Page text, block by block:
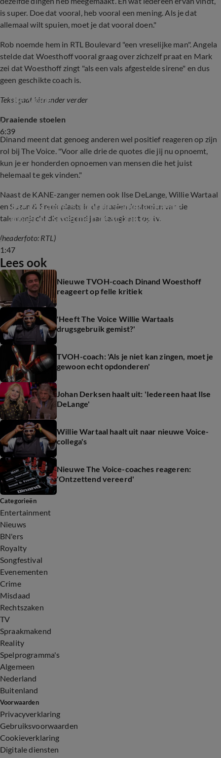
is super. Doe dat vooral, heb vooral een mening. Als je dat
allemaal wilt spuien, moet je dat vooral doen."
Rob noemde hem in RTL Boulevard "een vreselijke man". Angela
stelde dat Woesthoff vooral graag over zichzelf praat en Mark
zei dat Woesthoff zingt "als een vals afgestelde sirene" en dus
geen geschikte coach is.
Tekst gaat hieronder verder
6:39
Shownieuws-tafel over de nieuwe coaches
The Voice
Draaiende stoelen
Dinand meent dat genoeg anderen wel positief reageren op zijn
rol bij The Voice. "Voor alle drie de quotes die jij nu opnoemt,
kun je er honderden opnoemen van mensen die het juist
helemaal te gek vinden."
Naast de KANE-zanger nemen ook Ilse DeLange, Willie Wartaal
en Suzan & Freek plaats in de draaiende stoelen van de
talentenjacht die volgend jaar terugkeert op tv.
1:47
‘Ilse DeLange is voor de camera gezellig, maar
achter de schermen de schrik van de
(headerfoto: RTL)
Lees ook
Nieuwe TVOH-coach Dinand Woesthoff
reageert op felle kritiek
'Heeft The Voice Willie Wartaals
drugsgebruik gemist?'
TVOH-coach: 'Als je niet kan zingen, moet je
gewoon echt opdonderen'
Johan Derksen haalt uit: 'Iedereen haat Ilse
DeLange'
Willie Wartaal haalt uit naar nieuwe Voice-
collega's
Nieuwe The Voice-coaches reageren:
'Ontzettend vereerd'
Categorieën
Entertainment
Nieuws
BN'ers
Royalty
Songfestival
Evenementen
Crime
Misdaad
Rechtszaken
TV
Spraakmakend
Reality
Spelprogramma's
Algemeen
Nederland
Buitenland
Voorwaarden
Privacyverklaring
Gebruiksvoorwaarden
Cookieverklaring
Digitale diensten